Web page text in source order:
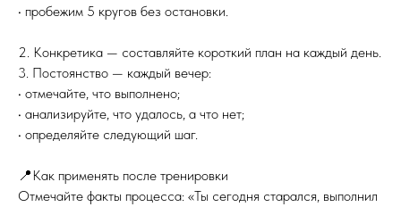
• пробежим 5 кругов без остановки.
2. Конкретика — составляйте короткий план на каждый день.
3. Постоянство — каждый вечер:
• отмечайте, что выполнено;
• анализируйте, что удалось, а что нет;
• определяйте следующий шаг.
📍Как применять после тренировки
Отмечайте факты процесса: «Ты сегодня старался, выполнил